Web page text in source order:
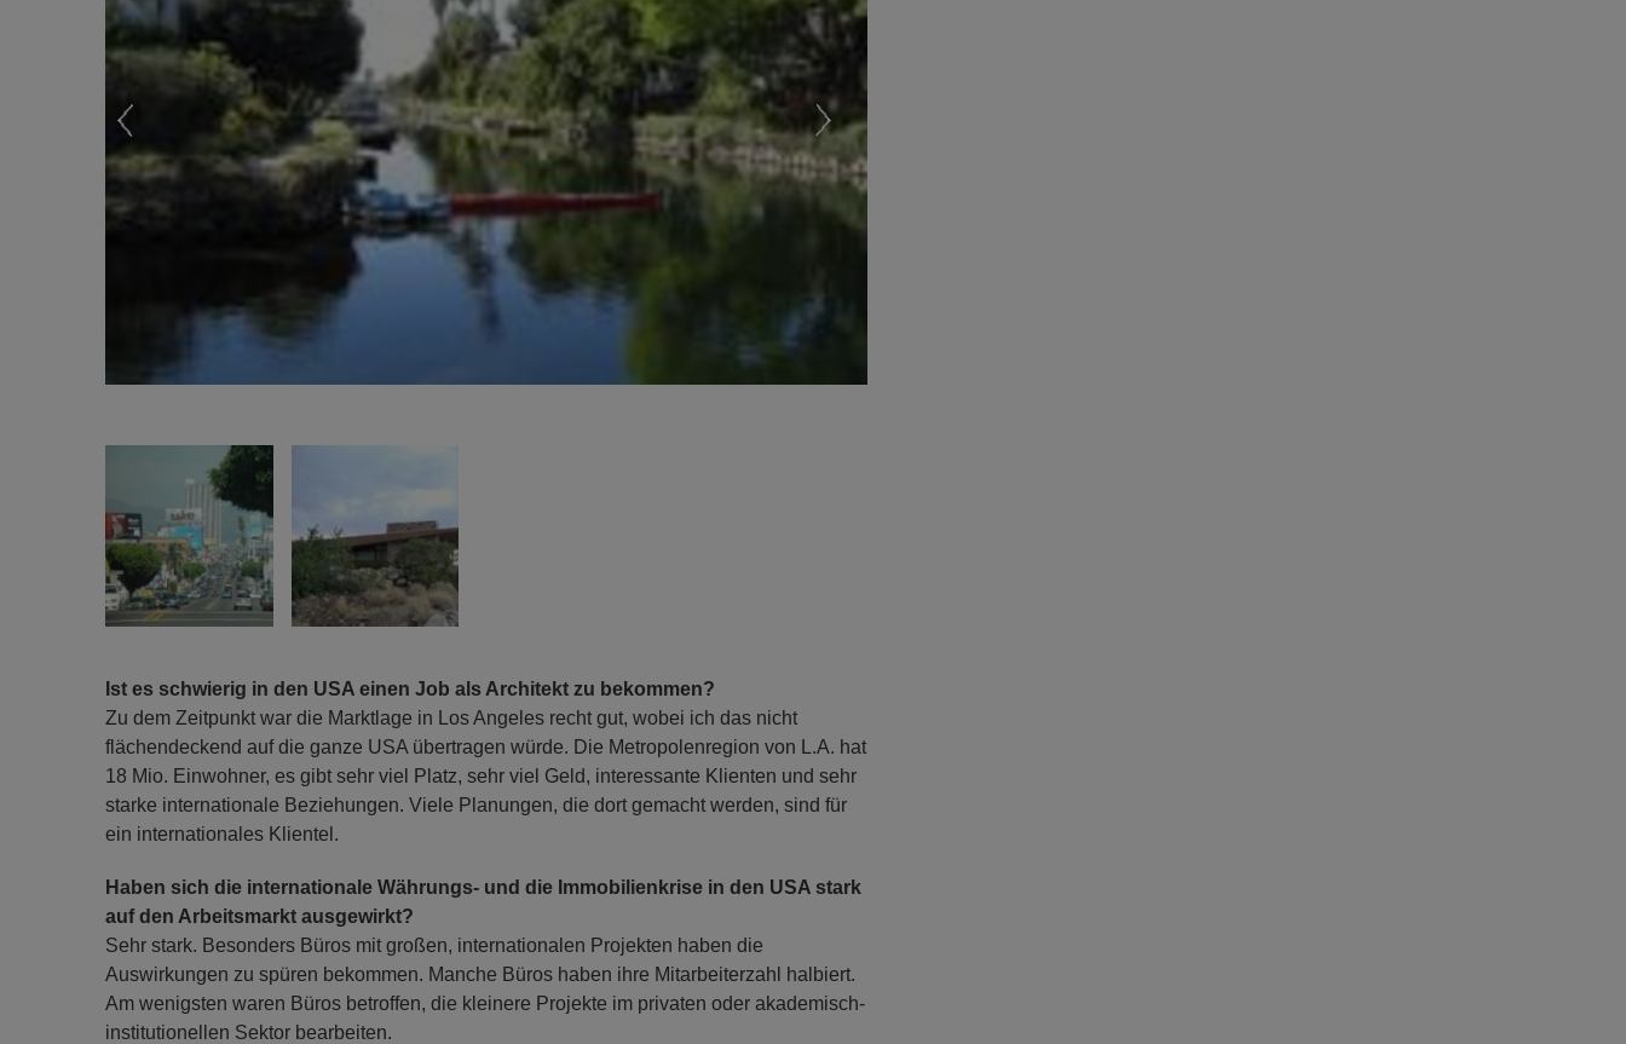
Ist es schwierig in den USA einen Job als Architekt zu bekommen?
Zu dem Zeitpunkt war die Marktlage in Los Angeles recht gut, wobei ich das nicht
flächendeckend auf die ganze USA übertragen würde. Die Metropolenregion von L.A. hat
18 Mio. Einwohner, es gibt sehr viel Platz, sehr viel Geld, interessante Klienten und sehr
starke internationale Beziehungen. Viele Planungen, die dort gemacht werden, sind für
ein internationales Klientel.
Haben sich die internationale Währungs- und die Immobilienkrise in den USA stark
auf den Arbeitsmarkt ausgewirkt?
Sehr stark. Besonders Büros mit großen, internationalen Projekten haben die
Auswirkungen zu spüren bekommen. Manche Büros haben ihre Mitarbeiterzahl halbiert.
Am wenigsten waren Büros betroffen, die kleinere Projekte im privaten oder akademisch-
institutionellen Sektor bearbeiten.